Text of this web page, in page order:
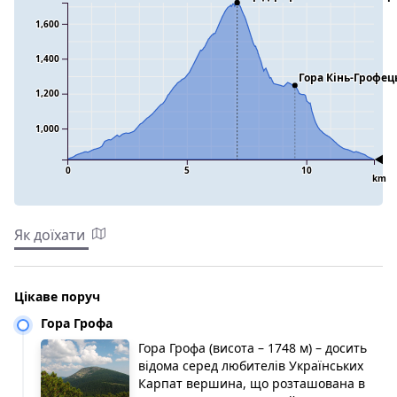
0 5 10
km
1,000
1,200
1,400
1,600
Гора Кінь-
Як доїхати
Цікаве поруч
Гора Грофа
Гора Грофа (висота – 1748 м) – досить
відома серед любителів Українських
Карпат вершина, що розташована в